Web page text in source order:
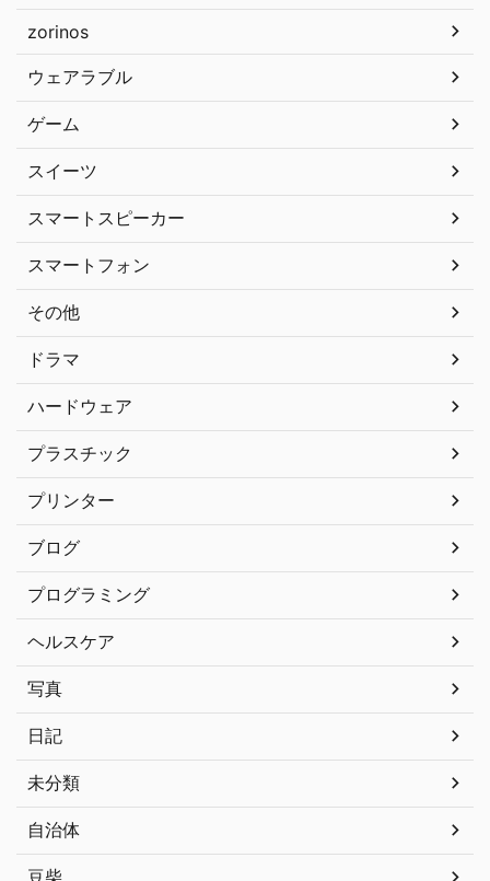
zorinos
ウェアラブル
ゲーム
スイーツ
スマートスピーカー
スマートフォン
その他
ドラマ
ハードウェア
プラスチック
プリンター
ブログ
プログラミング
ヘルスケア
写真
日記
未分類
自治体
豆柴